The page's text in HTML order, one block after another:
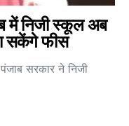
में निजी स्कूल अब
सकेंगे फीस
सरकार ने निजी